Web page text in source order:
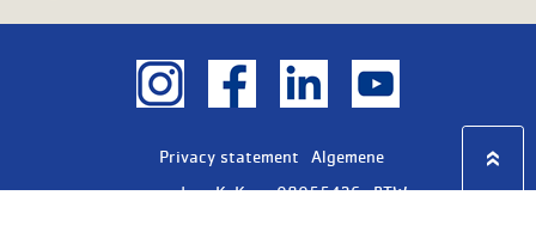
Privacy statement
Algemene
voorwaarden KvK nr: 08055426 BTW nr: